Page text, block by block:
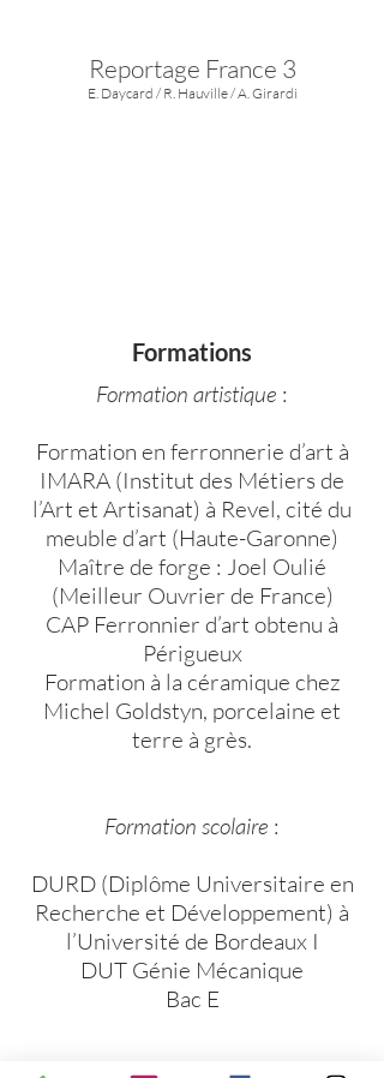
Reportage France 3
E. Daycard / R. Hauville / A. Girardi
Formations
Formation artistique :
Formation en ferronnerie d’art à
IMARA (Institut des Métiers de
l’Art et Artisanat) à Revel, cité du
meuble d’art (Haute-Garonne)
Maître de forge : Joel Oulié
(Meilleur Ouvrier de France)
CAP Ferronnier d’art obtenu à
Périgueux
Formation à la céramique chez
Michel Goldstyn, porcelaine et
terre à grès.
Formation scolaire :
DURD (Diplôme Universitaire en
Recherche et Développement) à
l’Université de Bordeaux I
DUT Génie Mécanique
Bac E